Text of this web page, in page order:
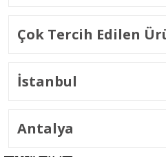
Çok Tercih Edilen
İstanbul
Antalya